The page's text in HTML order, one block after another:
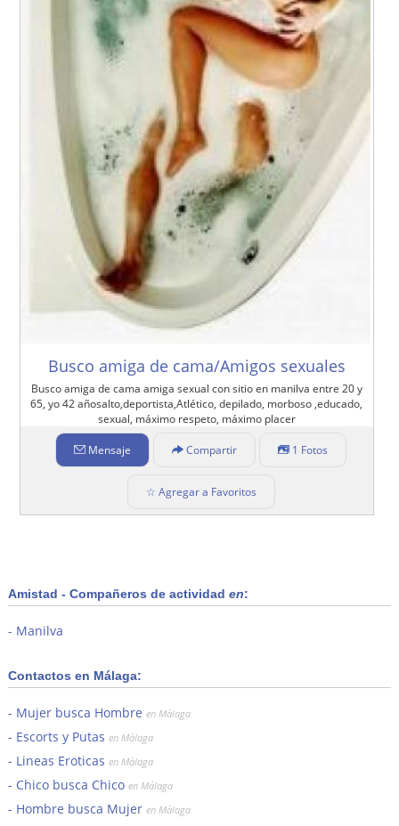
Busco amiga de cama/Amigos sexuales
Busco amiga de cama amiga sexual con sitio en manilva entre 20 y
65, yo 42 añosalto,deportista,Atlético, depilado, morboso ,educado,
sexual, máximo respeto, máximo placer
Mensaje Compartir 1 Fotos
☆ Agregar a Favoritos
Amistad - Compañeros de actividad en:
Manilva
Contactos en Málaga:
Mujer busca Hombre en Málaga
Escorts y Putas en Málaga
Lineas Eroticas en Málaga
Chico busca Chico en Málaga
Hombre busca Mujer en Málaga